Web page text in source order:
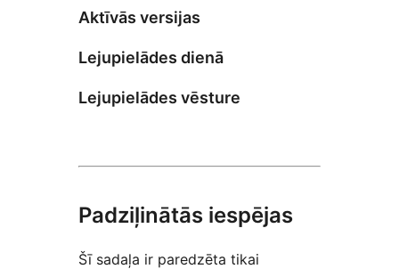
Aktīvās versijas
Lejupielādes dienā
Lejupielādes vēsture
Padziļinātās iespējas
Šī sadaļa ir paredzēta tikai